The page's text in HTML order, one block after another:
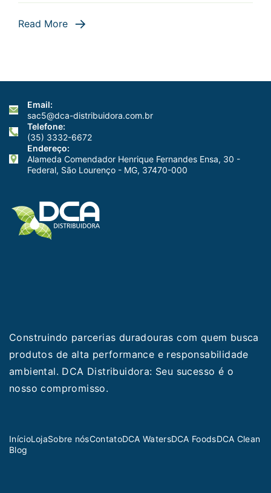
Read More
Email:
sac5@dca-distribuidora.com.br
Telefone:
(35) 3332-6672
Endereço:
Alameda Comendador Henrique Fernandes Ensa, 30 -
Federal, São Lourenço - MG, 37470-000
Construindo parcerias duradouras com quem busca
produtos de alta performance e responsabilidade
ambiental. DCA Distribuidora: Seu sucesso é o
nosso compromisso.
InícioLojaSobre nósContatoDCA WatersDCA FoodsDCA Clean
Blog